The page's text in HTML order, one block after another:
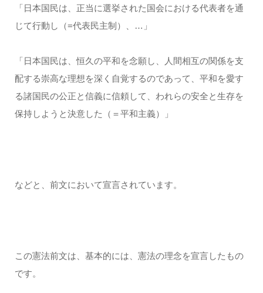
「日本国民は、正当に選挙された国会における代表者を通
じて行動し（=代表民主制）、…」
「日本国民は、恒久の平和を念願し、人間相互の関係を支
配する崇高な理想を深く自覚するのであって、平和を愛す
る諸国民の公正と信義に信頼して、われらの安全と生存を
保持しようと決意した（＝平和主義）」
などと、前文において宣言されています。
この憲法前文は、基本的には、憲法の理念を宣言したもの
です。